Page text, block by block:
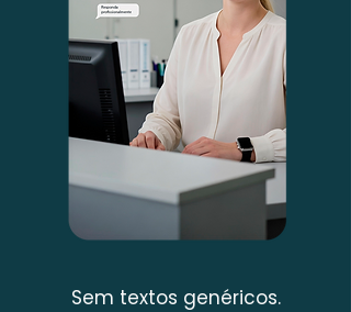
Sem textos genéricos.